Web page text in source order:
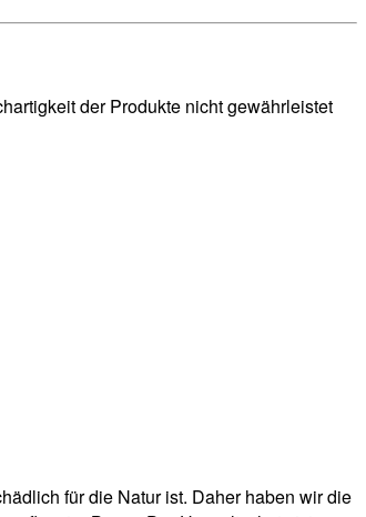
der Produkte nicht gewährleistet
für die Natur ist. Daher haben wir die